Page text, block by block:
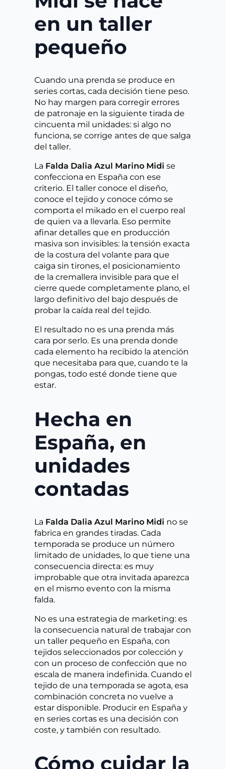
en un taller
pequeño
Cuando una prenda se produce en
series cortas, cada decisión tiene peso.
No hay margen para corregir errores
de patronaje en la siguiente tirada de
cincuenta mil unidades: si algo no
funciona, se corrige antes de que salga
del taller.
La Falda Dalia Azul Marino Midi se
confecciona en España con ese
criterio. El taller conoce el diseño,
conoce el tejido y conoce cómo se
comporta el mikado en el cuerpo real
de quien va a llevarla. Eso permite
afinar detalles que en producción
masiva son invisibles: la tensión exacta
de la costura del volante para que
caiga sin tirones, el posicionamiento
de la cremallera invisible para que el
cierre quede completamente plano, el
largo definitivo del bajo después de
probar la caída real del tejido.
El resultado no es una prenda más
cara por serlo. Es una prenda donde
cada elemento ha recibido la atención
que necesitaba para que, cuando te la
pongas, todo esté donde tiene que
estar.
Hecha en
España, en
unidades
contadas
La Falda Dalia Azul Marino Midi no se
fabrica en grandes tiradas. Cada
temporada se produce un número
limitado de unidades, lo que tiene una
consecuencia directa: es muy
improbable que otra invitada aparezca
en el mismo evento con la misma
falda.
No es una estrategia de marketing: es
la consecuencia natural de trabajar con
un taller pequeño en España, con
tejidos seleccionados por colección y
con un proceso de confección que no
escala de manera indefinida. Cuando el
tejido de una temporada se agota, esa
combinación concreta no vuelve a
estar disponible. Producir en España y
en series cortas es una decisión con
coste, y también con resultado.
Cómo cuidar la